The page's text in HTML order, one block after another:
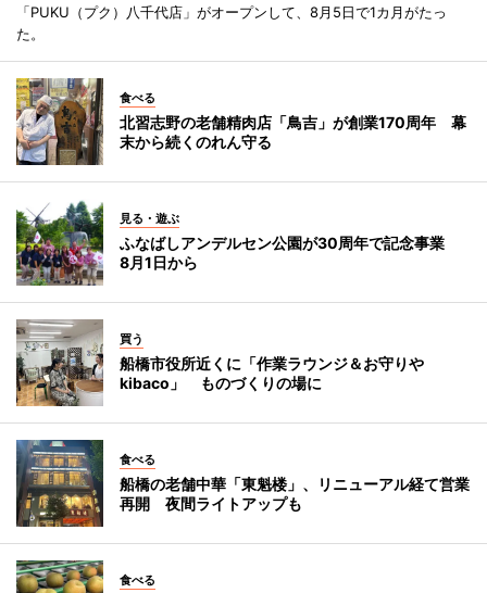
「PUKU（プク）八千代店」がオープンして、8月5日で1カ月がたっ
た。
食べる
北習志野の老舗精肉店「鳥吉」が創業170周年 幕
末から続くのれん守る
見る・遊ぶ
ふなばしアンデルセン公園が30周年で記念事業
8月1日から
買う
船橋市役所近くに「作業ラウンジ＆お守りや
kibaco」 ものづくりの場に
食べる
船橋の老舗中華「東魁楼」、リニューアル経て営業
再開 夜間ライトアップも
食べる